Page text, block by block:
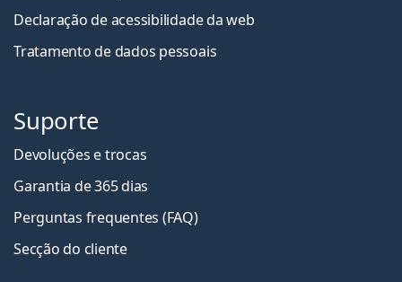
Declaração de acessibilidade da web
Tratamento de dados pessoais
Suporte
Devoluções e trocas
Garantia de 365 dias
Perguntas frequentes (FAQ)
Secção do cliente